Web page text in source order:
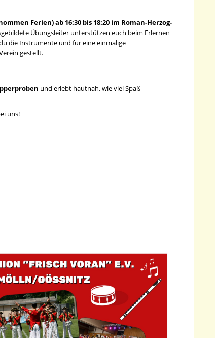
Ferien) ab 16:30 bis 18:20 im Roman-Herzog-
Übungsleiter unterstützen euch beim Erlernen
die Instrumente und für eine einmalige
gestellt.
und erlebt hautnah, wie viel Spaß
uns!